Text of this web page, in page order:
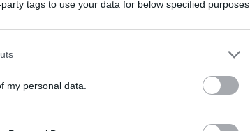
tags to use your data for below specified purposes
my personal data.